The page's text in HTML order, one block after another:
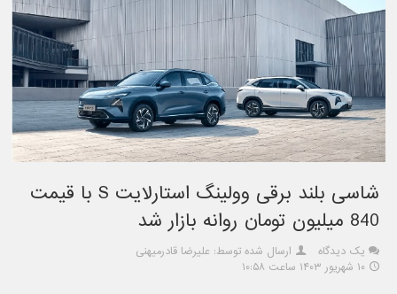
شاسی بلند برقی وولینگ استارلایت S با قیمت
840 میلیون تومان روانه بازار شد
یک دیدگاه
ارسال شده توسط: علیرضا قادرمیهنی
۱۰ شهریور ۱۴۰۳ ساعت ۱۰:۵۸